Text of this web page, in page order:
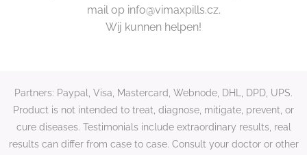
mail op info@vimaxpills.cz.
Wij kunnen helpen!
Partners: Paypal, Visa, Mastercard, Webnode, DHL, DPD, UPS.
Product is not intended to treat, diagnose, mitigate, prevent, or
cure diseases. Testimonials include extraordinary results, real
results can differ from case to case. Consult your doctor or other